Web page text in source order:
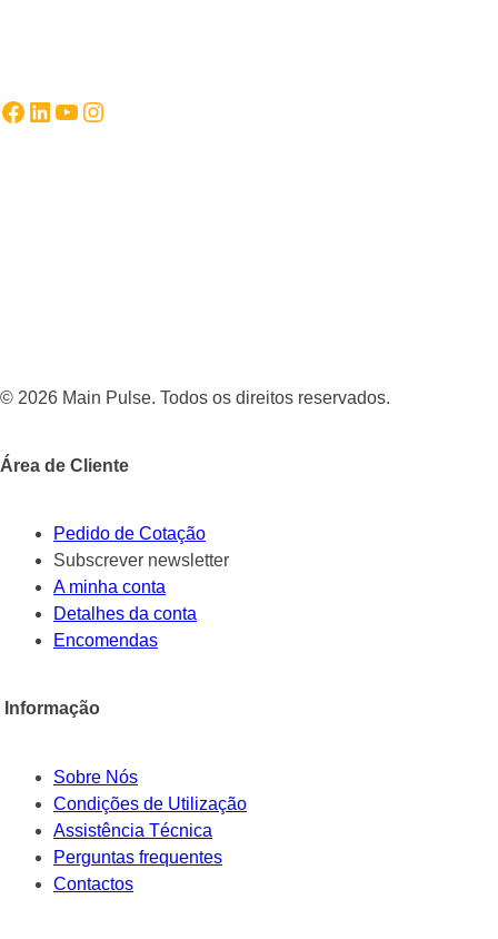
Facebook
LinkedIn
YouTube
Instagram
© 2026 Main Pulse. Todos os direitos reservados.
Área de Cliente
Pedido de Cotação
Subscrever newsletter
A minha conta
Detalhes da conta
Encomendas
Informação
Sobre Nós
Condições de Utilização
Assistência Técnica
Perguntas frequentes
Contactos